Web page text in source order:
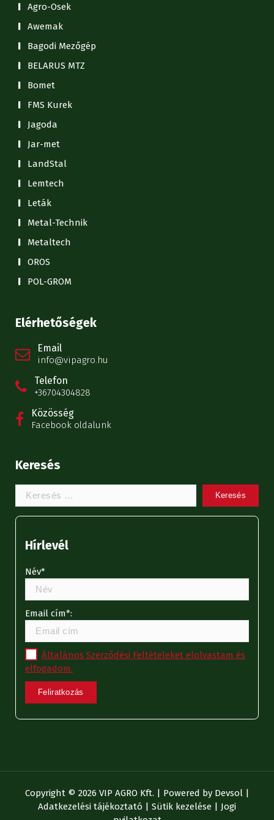
Agro-Osek
Awemak
Bagodi Mezőgép
BELARUS MTZ
Bomet
FMS Kurek
Jagoda
Jar-met
LandStal
Lemtech
Leták
Metal-Technik
Metaltech
OROS
POL-GROM
Elérhetőségek
Email
info@vipagro.hu
Telefon
+36704304828
Közösség
Facebook oldalunk
Keresés
Keresem:
Hírlevél
Név*
Email cím*:
Általános Szerződési Feltételeket elolvastam és
elfogadom.
Copyright © 2026 VIP AGRO Kft. | Powered by Devsol|
Adatkezelési tájékoztató | Sütik kezelése | Jogi